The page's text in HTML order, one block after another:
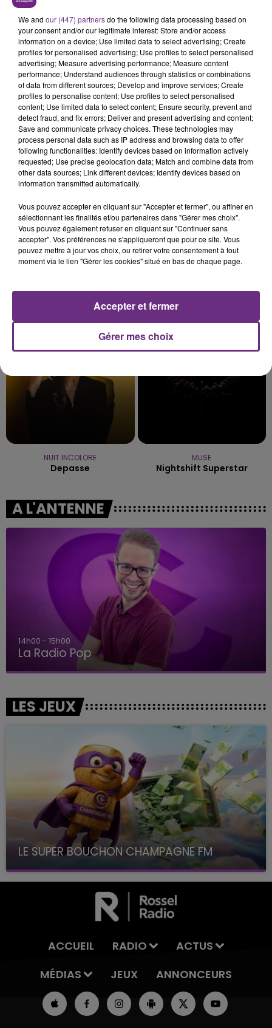
LE MAGASIN JOUÉCLUB DE REIMS FERME
SES PORTES
C'était l'une des institutions du centre-ville
rémois. Le magasin JouéClub est contraint de
fermer ses portes.
TITRES DIFFUSÉS
0h20
0h20
TAYLOR SWIFT
I Knew It, I Knew You
0h15
0h15
IMAGINE DRAGONS
NUIT INCOLORE
Depasse
0h09
0h09
MUSE
Nightshift Superstar
A L'ANTENNE
14h00 - 15h00
La Radio Pop
LES JEUX
LE SUPER BOUCHON CHAMPAGNE FM
avec La Famille Champagne FM, à 8H10
ACCUEIL RADIO
ACTUS
MÉDIAS
JEUX ANNONCEURS
We and our (447) partnersdo the following data processing based on
your consent and/or our legitimate interest: Store and/or access
information on a device; Use limited data to select advertising; Create
profiles for personalised advertising; Use profiles to select personalised
advertising; Measure advertising performance; Measure content
performance; Understand audiences through statistics or combinations
of data from different sources; Develop and improve services; Create
profiles to personalise content; Use profiles to select personalised
content; Use limited data to select content; Ensure security, prevent and
detect fraud, and fix errors; Deliver and present advertising and content;
Save and communicate privacy choices. These technologies may
process personal data such as IP address and browsing data to offer
following functionalities: Identify devices based on information actively
requested; Use precise geolocation data; Match and combine data from
other data sources; Link different devices; Identify devices based on
information transmitted automatically.
Vous pouvez accepter en cliquant sur "Accepter et fermer", ou affiner en
sélectionnant les finalités et/ou partenaires dans "Gérer mes choix".
Vous pouvez également refuser en cliquant sur "Continuer sans
accepter". Vos préférences ne s'appliqueront que pour ce site. Vous
pouvez mettre à jour vos choix, ou retirer votre consentement à tout
moment via le lien "Gérer les cookies" situé en bas de chaque page.
Gérer mes choix
Accepter et fermer